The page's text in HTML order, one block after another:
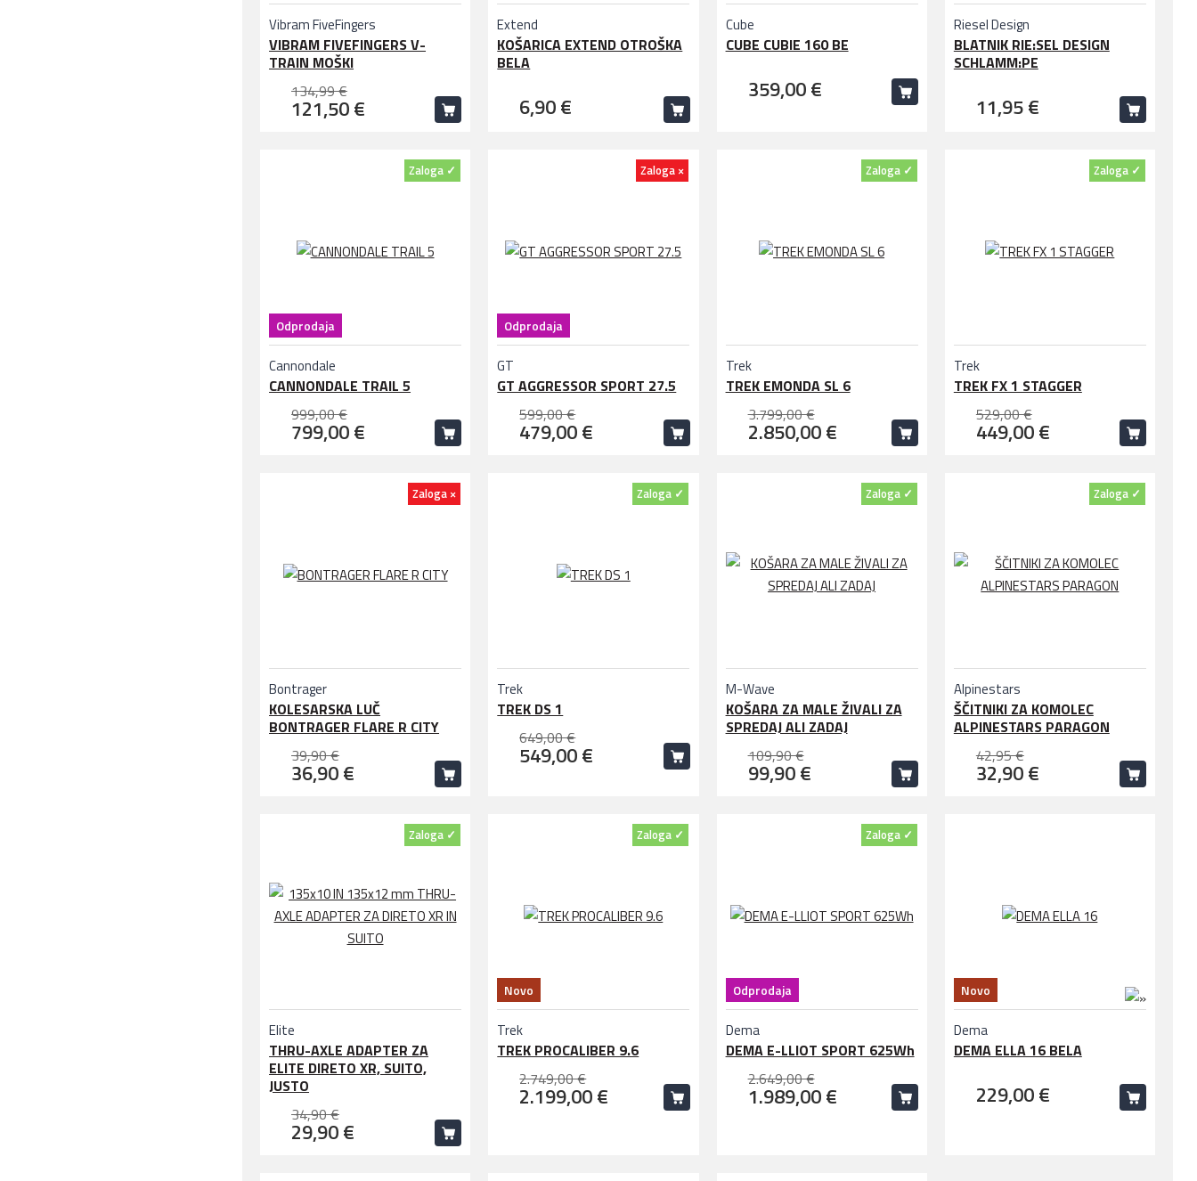
Vibram FiveFingers
VIBRAM FIVEFINGERS V-
TRAIN MOŠKI
134,99 €
121,50 €
Extend
KOŠARICA EXTEND OTROŠKA
BELA
6,90 €
Cube
CUBE CUBIE 160 BE
359,00 €
Riesel Design
BLATNIK RIE:SEL DESIGN
SCHLAMM:PE
11,95 €
Odprodaja
Zaloga ✓
Cannondale
CANNONDALE TRAIL 5
999,00 €
799,00 €
Odprodaja
Zaloga ×
GT
GT AGGRESSOR SPORT 27.5
599,00 €
479,00 €
Zaloga ✓
Trek
TREK EMONDA SL 6
3.799,00 €
2.850,00 €
Zaloga ✓
Trek
TREK FX 1 STAGGER
529,00 €
449,00 €
Zaloga ×
Bontrager
KOLESARSKA LUČ
BONTRAGER FLARE R CITY
39,90 €
36,90 €
Zaloga ✓
Trek
TREK DS 1
649,00 €
549,00 €
Zaloga ✓
M-Wave
KOŠARA ZA MALE ŽIVALI ZA
SPREDAJ ALI ZADAJ
109,90 €
99,90 €
Zaloga ✓
Alpinestars
ŠČITNIKI ZA KOMOLEC
ALPINESTARS PARAGON
42,95 €
32,90 €
Zaloga ✓
Elite
THRU-AXLE ADAPTER ZA
ELITE DIRETO XR, SUITO,
JUSTO
34,90 €
29,90 €
Novo
Zaloga ✓
Trek
TREK PROCALIBER 9.6
2.749,00 €
2.199,00 €
Odprodaja
Zaloga ✓
Dema
DEMA E-LLIOT SPORT 625Wh
2.649,00 €
1.989,00 €
Novo
Dema
DEMA ELLA 16 BELA
229,00 €